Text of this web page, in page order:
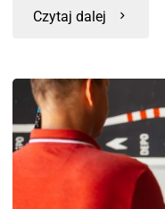
Czytaj dalej